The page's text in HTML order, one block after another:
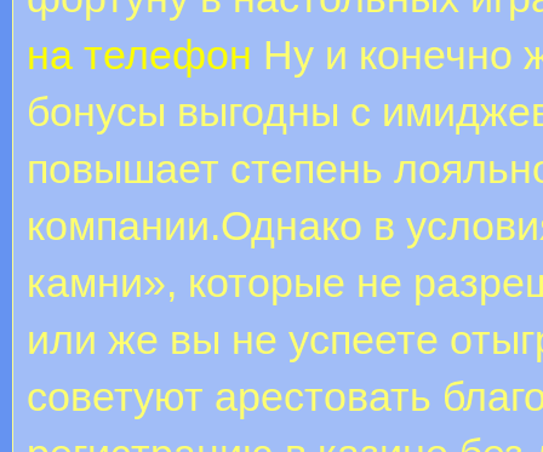
на телефон Ну и конечно
бонусы выгодны с
повышает степень
компании.Однако в
камни», которые не
или же вы не успеете
советуют арестовать